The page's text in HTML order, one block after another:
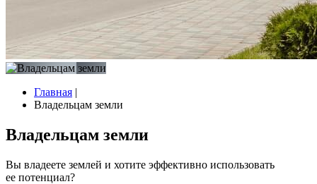
Главная |
Владельцам земли
Владельцам земли
Вы владеете землей и хотите эффективно использовать
ее потенциал?